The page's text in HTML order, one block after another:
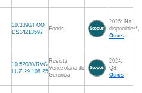
10.3390/FOO
DS14213597
Foods
2025: No
disponible**,
Otros
10.52080/RVG
LUZ.29.108.25
Revista
Venezolana de
Gerencia
2024:
Q3,
Otros